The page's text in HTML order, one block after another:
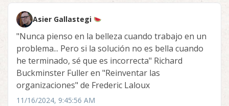
Asier Gallastegi
"Nunca pienso en la belleza cuando trabajo en un
problema... Pero si la solución no es bella cuando
he terminado, sé que es incorrecta" Richard
Buckminster Fuller en "Reinventar las
organizaciones" de Frederic Laloux
11/16/2024, 9:45:56 AM